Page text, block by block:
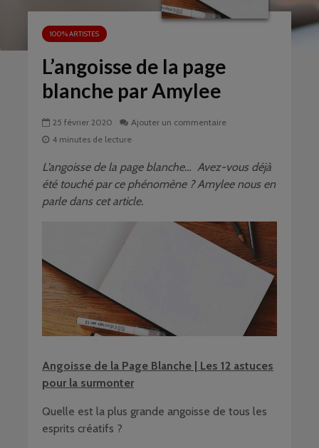
100% ARTISTES
L’angoisse de la page
blanche par Amylee
25 février 2020
Ajouter un commentaire
4 minutes de lecture
L’angoisse de la page blanche… Avez-vous déjà
été touché par ce phénomène ? Amylee nous en
parle dans cet article.
Angoisse de la Page Blanche | Les 12 astuces
pour la surmonter
Quelle est la plus grande angoisse de tous les
esprits créatifs ?